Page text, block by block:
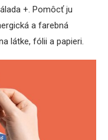
+. Pomôcť ju
a farebná
látke, fólii a papieri.